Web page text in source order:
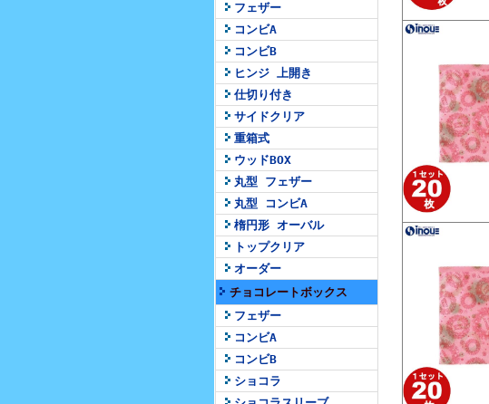
フェザー
コンビA
コンビB
ヒンジ 上開き
仕切り付き
サイドクリア
重箱式
ウッドBOX
丸型 フェザー
丸型 コンビA
楕円形 オーバル
トップクリア
オーダー
チョコレートボックス
フェザー
コンビA
コンビB
ショコラ